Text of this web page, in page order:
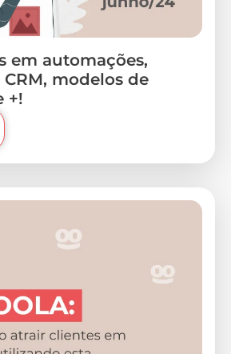
em automações,
modelos de
+!